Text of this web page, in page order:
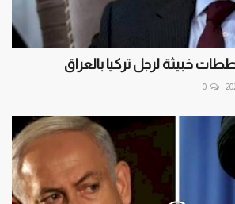
خبيثة لرجل تركيا بالعراق
0